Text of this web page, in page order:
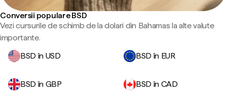
Conversii populare BSD
Vezi cursurile de schimb de la dolari din Bahamas la alte valute
importante.
BSD în USD
BSD în EUR
BSD în GBP BSD în CAD